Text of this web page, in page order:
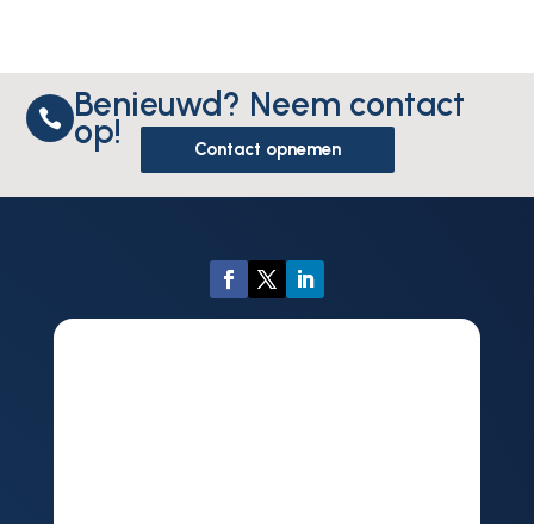
 Benieuwd? Neem contact
op! Contact opnemen